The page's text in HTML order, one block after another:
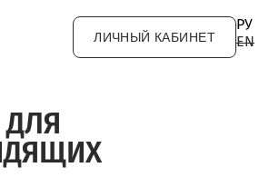
ЛИЧНЫЙ КАБИНЕТ
РУ
EN